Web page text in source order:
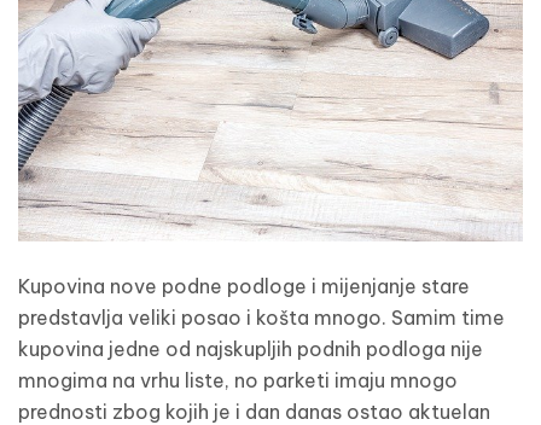
Kupovina nove podne podloge i mijenjanje stare
predstavlja veliki posao i košta mnogo. Samim time
kupovina jedne od najskupljih podnih podloga nije
mnogima na vrhu liste, no parketi imaju mnogo
prednosti zbog kojih je i dan danas ostao aktuelan